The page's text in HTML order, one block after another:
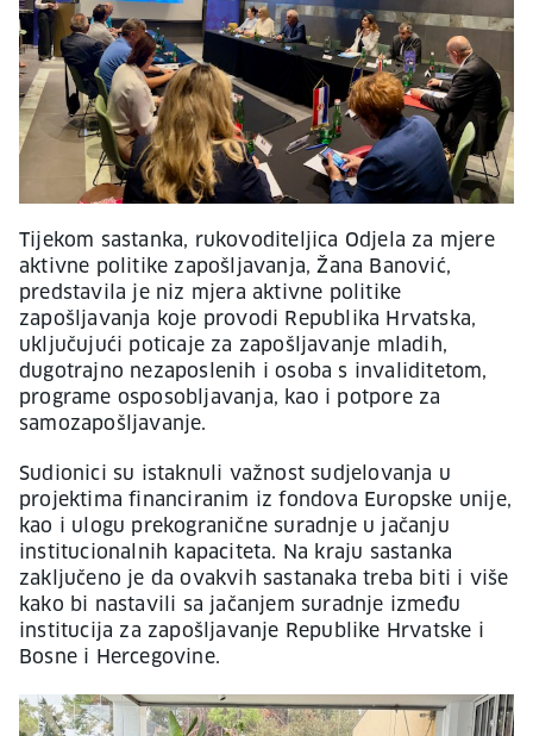
Tijekom sastanka, rukovoditeljica Odjela za mjere
aktivne politike zapošljavanja, Žana Banović,
predstavila je niz mjera aktivne politike
zapošljavanja koje provodi Republika Hrvatska,
uključujući poticaje za zapošljavanje mladih,
dugotrajno nezaposlenih i osoba s invaliditetom,
programe osposobljavanja, kao i potpore za
samozapošljavanje.
Sudionici su istaknuli važnost sudjelovanja u
projektima financiranim iz fondova Europske unije,
kao i ulogu prekogranične suradnje u jačanju
institucionalnih kapaciteta. Na kraju sastanka
zaključeno je da ovakvih sastanaka treba biti i više
kako bi nastavili sa jačanjem suradnje između
institucija za zapošljavanje Republike Hrvatske i
Bosne i Hercegovine.